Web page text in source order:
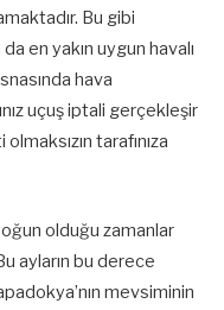
Bu gibi
en yakın uygun havalı
hava
uçuş iptali gerçekleşir
tarafınıza
olduğu zamanlar
ayların bu derece
mevsiminin